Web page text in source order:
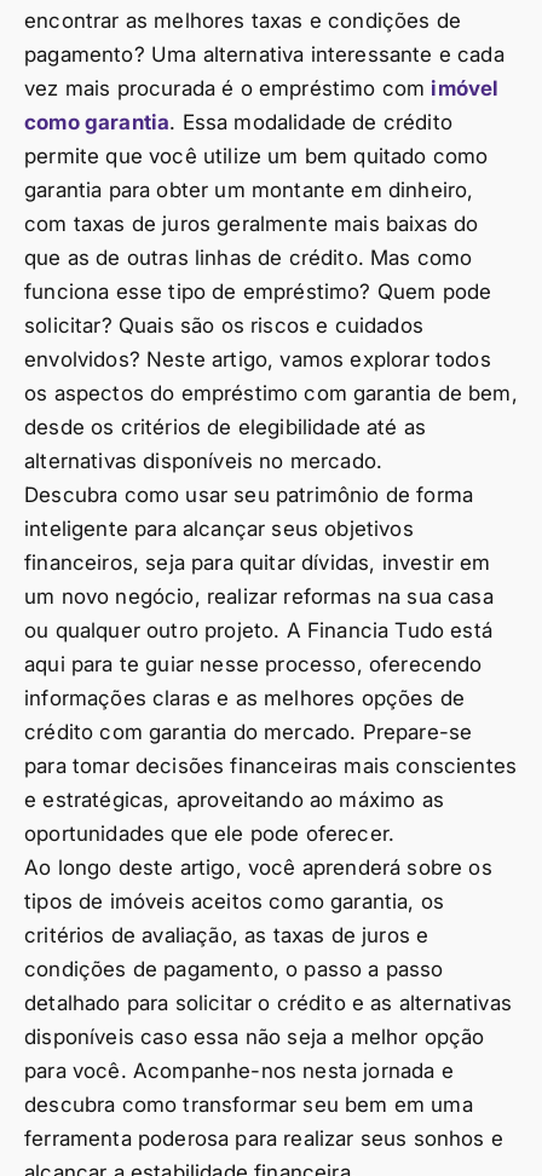
encontrar as melhores taxas e condições de
pagamento? Uma alternativa interessante e cada
vez mais procurada é o empréstimo com imóvel
como garantia. Essa modalidade de crédito
permite que você utilize um bem quitado como
garantia para obter um montante em dinheiro,
com taxas de juros geralmente mais baixas do
que as de outras linhas de crédito. Mas como
funciona esse tipo de empréstimo? Quem pode
solicitar? Quais são os riscos e cuidados
envolvidos? Neste artigo, vamos explorar todos
os aspectos do empréstimo com garantia de bem,
desde os critérios de elegibilidade até as
alternativas disponíveis no mercado.
Descubra como usar seu patrimônio de forma
inteligente para alcançar seus objetivos
financeiros, seja para quitar dívidas, investir em
um novo negócio, realizar reformas na sua casa
ou qualquer outro projeto. A Financia Tudo está
aqui para te guiar nesse processo, oferecendo
informações claras e as melhores opções de
crédito com garantia do mercado. Prepare-se
para tomar decisões financeiras mais conscientes
e estratégicas, aproveitando ao máximo as
oportunidades que ele pode oferecer.
Ao longo deste artigo, você aprenderá sobre os
tipos de imóveis aceitos como garantia, os
critérios de avaliação, as taxas de juros e
condições de pagamento, o passo a passo
detalhado para solicitar o crédito e as alternativas
disponíveis caso essa não seja a melhor opção
para você. Acompanhe-nos nesta jornada e
descubra como transformar seu bem em uma
ferramenta poderosa para realizar seus sonhos e